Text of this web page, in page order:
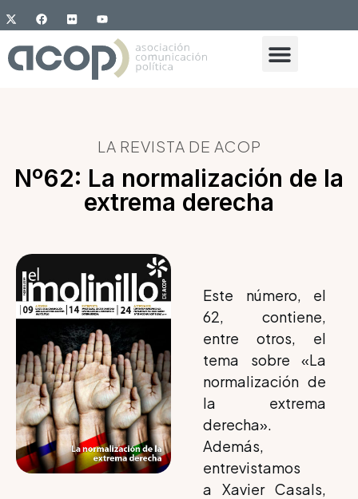
LA REVISTA DE ACOP
Nº62: La normalización de la
extrema derecha
Este número, el
62, contiene,
entre otros, el
tema sobre «La
normalización de
la extrema
derecha».
Además,
entrevistamos
a Xavier Casals,